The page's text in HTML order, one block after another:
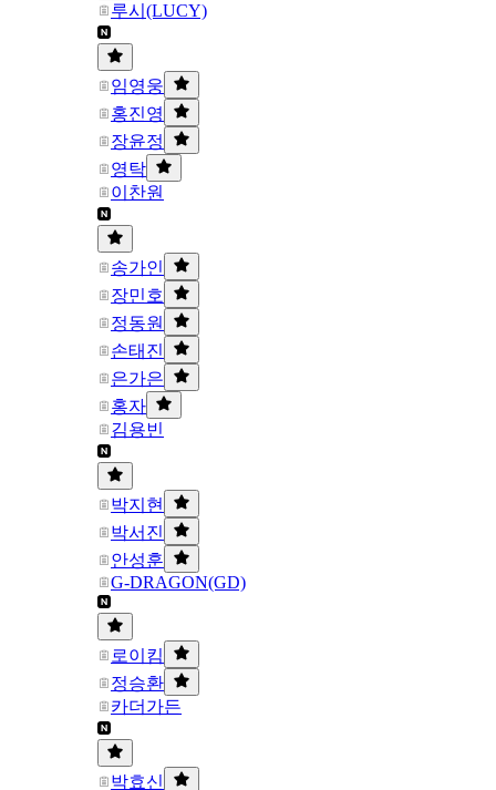
루시(LUCY)
임영웅
홍진영
장윤정
영탁
이찬원
송가인
장민호
정동원
손태진
은가은
홍자
김용빈
박지현
박서진
안성훈
G-DRAGON(GD)
로이킴
정승환
카더가든
박효신